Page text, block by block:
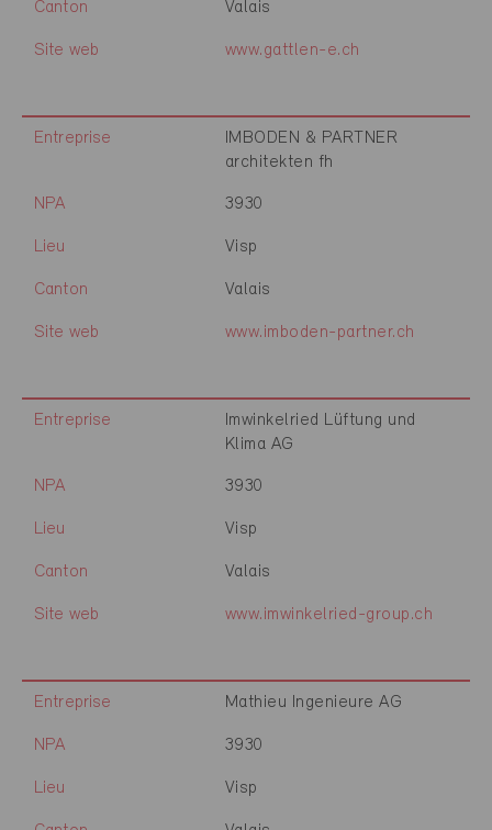
Canton Valais
Site web www.gattlen-e.ch
Entreprise
IMBODEN & PARTNER
architekten fh
NPA 3930
Lieu Visp
Canton Valais
Site web www.imboden-partner.ch
Entreprise
Imwinkelried Lüftung und
Klima AG
NPA 3930
Lieu Visp
Canton Valais
Site web www.imwinkelried-group.ch
Entreprise Mathieu Ingenieure AG
NPA 3930
Lieu Visp